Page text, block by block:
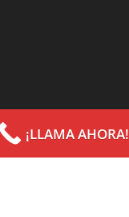
¡LLAMA AHORA!